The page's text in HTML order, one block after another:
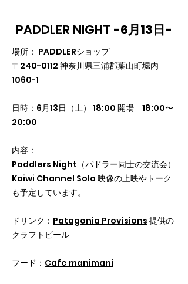
PADDLER NIGHT -6月13日-
場所： PADDLERショップ
〒240-0112 神奈川県三浦郡葉山町堀内
1060-1
日時：6月13日（土） 18:00 開場 18:00〜
20:00
内容：
Paddlers Night（パドラー同士の交流会）
Kaiwi Channel Solo 映像の上映やトーク
も予定しています。
ドリンク： Patagonia Provisions 提供の
クラフトビール
フード： Cafe manimani